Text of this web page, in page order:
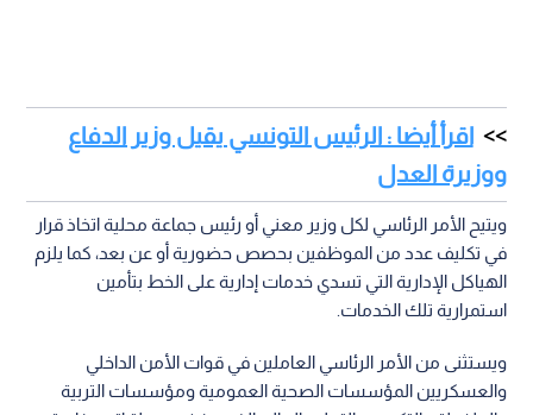
اقرأ أيضا : الرئيس التونسي يقيل وزير الدفاع
ووزيرة العدل
ويتيح الأمر الرئاسي لكل وزير معني أو رئيس جماعة محلية اتخاذ قرار
في تكليف عدد من الموظفين بحصص حضورية أو عن بعد، كما يلزم
الهياكل الإدارية التي تسدي خدمات إدارية على الخط بتأمين
استمرارية تلك الخدمات.
ويستثنى من الأمر الرئاسي العاملين في قوات الأمن الداخلي
والعسكريين المؤسسات الصحية العمومية ومؤسسات التربية